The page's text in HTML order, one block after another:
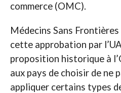
commerce (OMC).
Médecins Sans
cette approbation par
proposition historique à
aux pays de choisir de ne
appliquer certains types